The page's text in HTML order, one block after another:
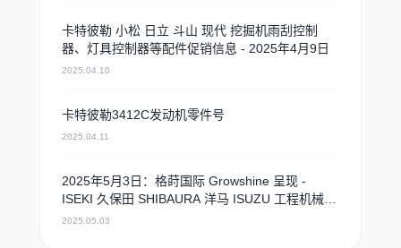
卡特彼勒 小松 日立 斗山 现代 挖掘机雨刮控制
器、灯具控制器等配件促销信息 - 2025年4月9日
2025.04.10
卡特彼勒3412C发动机零件号
2025.04.11
2025年5月3日：格莳国际 Growshine 呈现 -
ISEKI 久保田 SHIBAURA 洋马 ISUZU 工程机械
农机 重卡 汽车 RHF3 涡轮增压器及配件 海量现货
2025.05.03